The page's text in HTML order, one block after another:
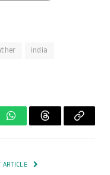
india
WhatsAppThreadsCopy
ARTICLE